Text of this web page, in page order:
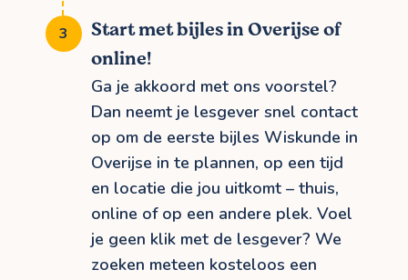
Start met bijles in Overijse of
online!
Ga je akkoord met ons voorstel?
Dan neemt je lesgever snel contact
op om de eerste bijles Wiskunde in
Overijse in te plannen, op een tijd
en locatie die jou uitkomt – thuis,
online of op een andere plek. Voel
je geen klik met de lesgever? We
zoeken meteen kosteloos een